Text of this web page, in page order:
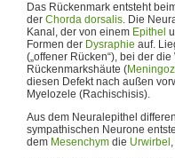
Das Rückenmark entsteht
der Chorda dorsalis. Die
Kanal, der von einem Epithel
Formen der Dysraphie auf.
(„offener Rücken“), bei der
Rückenmarkshäute (
diesen Defekt nach außen
Myelozele (Rachischisis).
Aus dem Neuralepithel
sympathischen Neurone
dem Mesenchym die Urwirbel